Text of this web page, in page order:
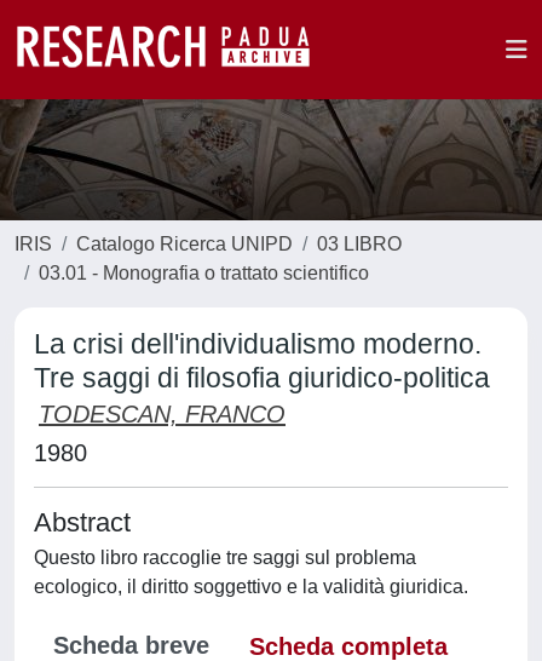
IRIS Catalogo Ricerca UNIPD
03 LIBRO
03.01 - Monografia o trattato scientifico
La crisi dell'individualismo moderno.
Tre saggi di filosofia giuridico-politica
TODESCAN, FRANCO
1980
Abstract
Questo libro raccoglie tre saggi sul problema
ecologico, il diritto soggettivo e la validità giuridica.
Scheda breve
Scheda completa